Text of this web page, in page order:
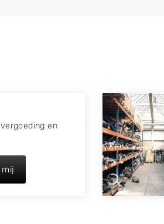
Kies dan voor
regio? U vindt
een sloop met
en op te
Wij
en
mij